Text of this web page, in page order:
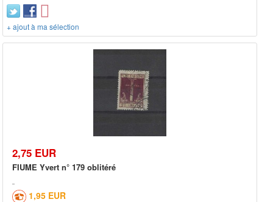
+ ajout à ma sélection
2,75 EUR
FIUME Yvert n° 179 oblitéré
1,95 EUR